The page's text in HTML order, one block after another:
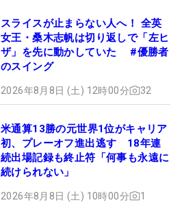
スライスが止まらない人へ！ 全英
女王・桑木志帆は切り返しで「左ヒ
ザ」を先に動かしていた #優勝者
のスイング
2026年8月8日 (土) 12時00分 32
米通算13勝の元世界1位がキャリア
初、プレーオフ進出逃す 18年連
続出場記録も終止符「何事も永遠に
続けられない」
2026年8月8日 (土) 10時00分 1